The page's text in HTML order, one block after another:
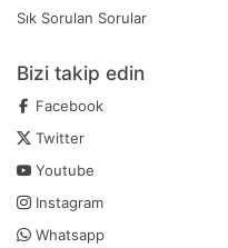
Sık Sorulan Sorular
Bizi takip edin
Facebook
Twitter
Youtube
Instagram
Whatsapp